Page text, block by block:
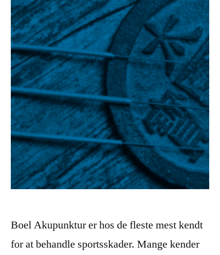
Boel Akupunktur er hos de fleste mest kendt
for at behandle sportsskader. Mange kender